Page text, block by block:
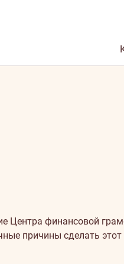
Центра финансовой
причины сделать этот